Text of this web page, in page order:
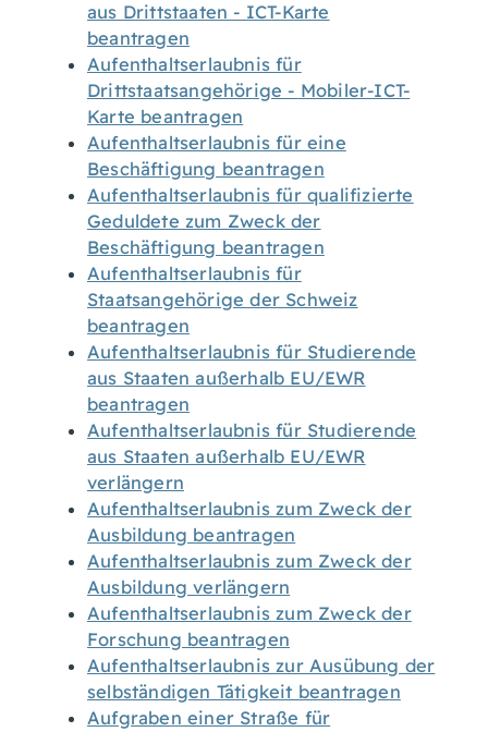
aus Drittstaaten - ICT-Karte
beantragen
Aufenthaltserlaubnis für
Drittstaatsangehörige - Mobiler-ICT-
Karte beantragen
Aufenthaltserlaubnis für eine
Beschäftigung beantragen
Aufenthaltserlaubnis für qualifizierte
Geduldete zum Zweck der
Beschäftigung beantragen
Aufenthaltserlaubnis für
Staatsangehörige der Schweiz
beantragen
Aufenthaltserlaubnis für Studierende
aus Staaten außerhalb EU/EWR
beantragen
Aufenthaltserlaubnis für Studierende
aus Staaten außerhalb EU/EWR
verlängern
Aufenthaltserlaubnis zum Zweck der
Ausbildung beantragen
Aufenthaltserlaubnis zum Zweck der
Ausbildung verlängern
Aufenthaltserlaubnis zum Zweck der
Forschung beantragen
Aufenthaltserlaubnis zur Ausübung der
selbständigen Tätigkeit beantragen
Aufgraben einer Straße für